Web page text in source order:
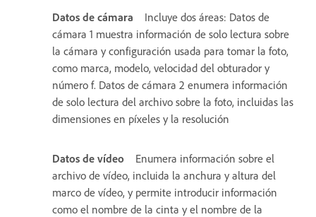
Datos de cámara
Incluye dos áreas: Datos de
cámara 1 muestra información de solo lectura sobre
la cámara y configuración usada para tomar la foto,
como marca, modelo, velocidad del obturador y
número f. Datos de cámara 2 enumera información
de solo lectura del archivo sobre la foto, incluidas las
dimensiones en píxeles y la resolución
Datos de vídeo
Enumera información sobre el
archivo de vídeo, incluida la anchura y altura del
marco de vídeo, y permite introducir información
como el nombre de la cinta y el nombre de la